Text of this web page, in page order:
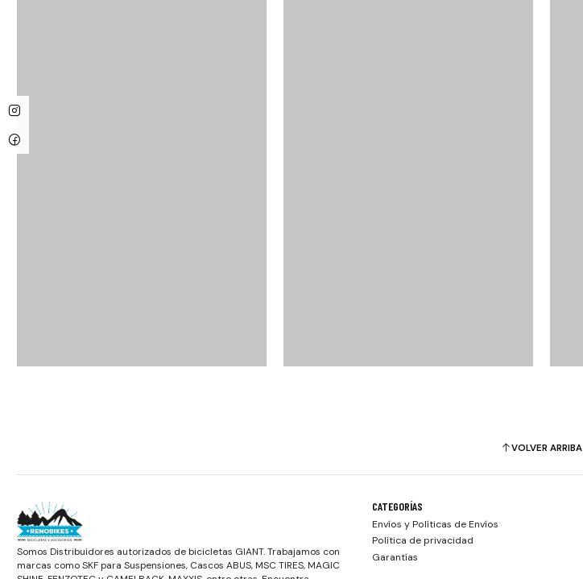
VOLVER ARRIBA
Somos Distribuidores autorizados de bicicletas GIANT. Trabajamos con
marcas como SKF para Suspensiones, Cascos ABUS, MSC TIRES, MAGIC
CATEGORÍAS
Envíos y Políticas de Envíos
Política de privacidad
Garantías